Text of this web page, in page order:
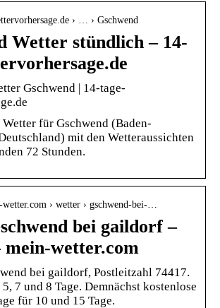
› … › Gschwend
Wetter stündlich – 14-
Gschwend | 14-tage-
für Gschwend (Baden-
mit den Wetteraussichten
72 Stunden.
› wetter › gschwend-bei-…
bei gaildorf –
mein-wetter.com
bei gaildorf, Postleitzahl 74417.
7 und 8 Tage. Demnächst kostenlose
für 10 und 15 Tage.